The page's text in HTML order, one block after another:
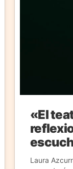
«El
Laura